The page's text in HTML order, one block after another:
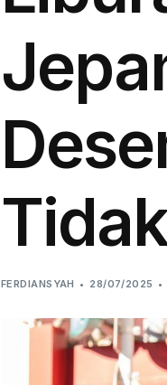
FERDIANSYAH 28/07/2025